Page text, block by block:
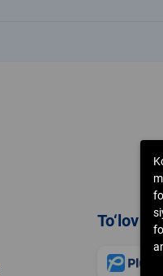
To‘lov